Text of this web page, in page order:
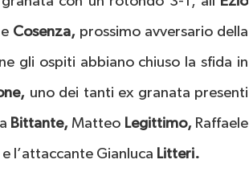
Cosenza, prossimo avversario della
gli ospiti abbiano chiuso la sfida in
uno dei tanti ex granata presenti
Bittante, Matteo Legittimo, Raffaele
l’attaccante Gianluca Litteri.